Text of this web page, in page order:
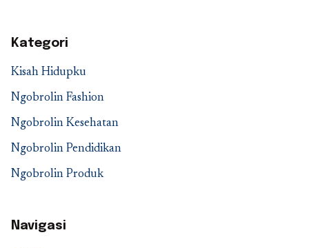
Kategori
Kisah Hidupku
Ngobrolin Fashion
Ngobrolin Kesehatan
Ngobrolin Pendidikan
Ngobrolin Produk
Navigasi